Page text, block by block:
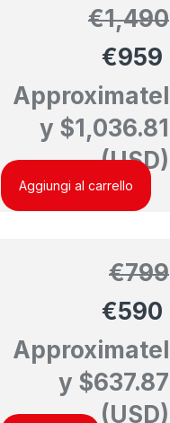
€1,490
€959
Approximatel
y $1,036.81
(USD)
Aggiungi al carrello
€799
€590
Approximatel
y $637.87
(USD)